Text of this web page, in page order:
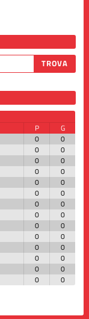
P
G
0
0
0
0
0
0
0
0
0
0
0
0
0
0
0
0
0
0
0
0
0
0
0
0
0
0
0 0